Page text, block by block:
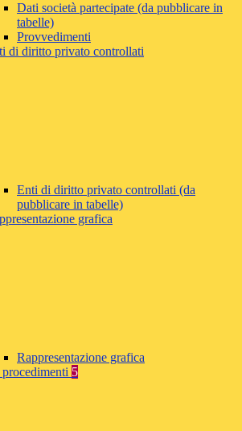
Dati società partecipate (da pubblicare in
tabelle)
Provvedimenti
di diritto privato controllati
Enti di diritto privato controllati (da
pubblicare in tabelle)
grafica
Rappresentazione grafica
5